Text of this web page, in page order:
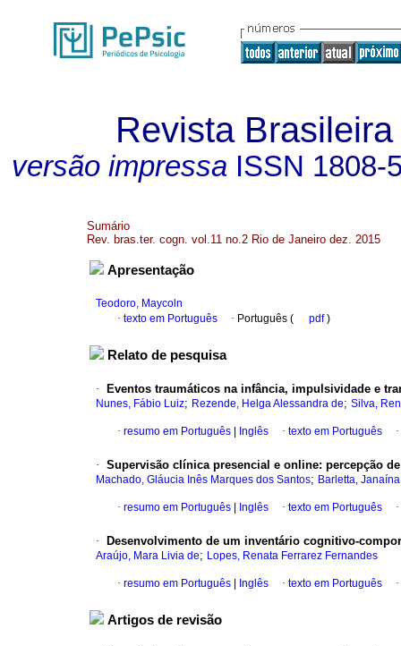
Revista
versão impressa ISSN 1808-
Sumário
Rev. bras.ter. cogn. vol.11 no.2 Rio de Janeiro dez. 2015
Apresentação
Teodoro, Maycoln
· texto em Português · Português ( pdf)
Relato de pesquisa
· Eventos traumáticos na infância, impulsividade e
Nunes, Fábio Luiz; Rezende, Helga Alessandra de; Silva,
· resumo em Português Inglês · texto em Português ·
· Supervisão clínica presencial e online: percepção
Machado, Gláucia Inês Marques dos Santos; Barletta,
· resumo em Português Inglês · texto em Português ·
· Desenvolvimento de um inventário cognitivo-
Araújo, Mara Livia de; Lopes, Renata Ferrarez Fernandes
· resumo em Português Inglês · texto em Português ·
Artigos de revisão